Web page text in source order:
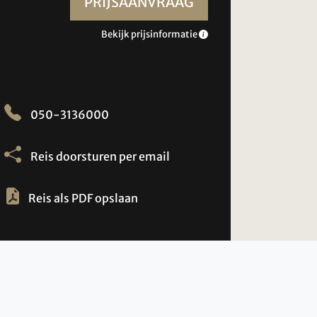
Bekijk prijsinformatie
050-3136000
Reis doorsturen per email
Reis als PDF opslaan